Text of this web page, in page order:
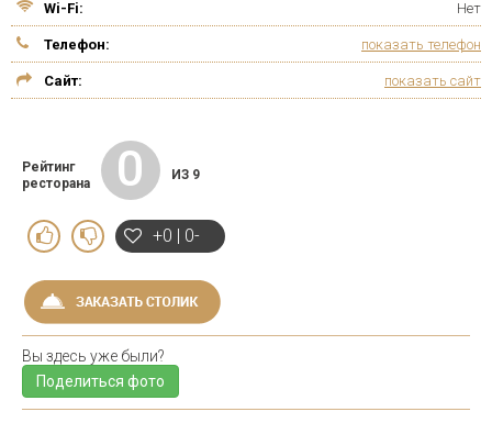
Wi-Fi: Нет
Телефон: показать телефон
Сайт: показать сайт
Рейтинг
ресторана
0 ИЗ 9
+0 | 0-
Вы здесь уже были?
Поделиться фото